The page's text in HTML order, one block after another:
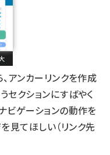
アンカーリンクを作成
セクションにすばやく
ビゲーションの動作を
を見てほしい（リンク先